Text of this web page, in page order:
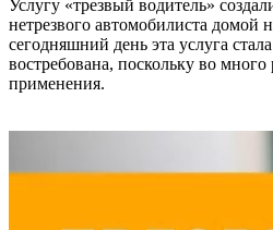
Услугу «трезвый водитель»
нетрезвого автомобилиста
сегодняшний день эта услуга
востребована, поскольку во много
применения.